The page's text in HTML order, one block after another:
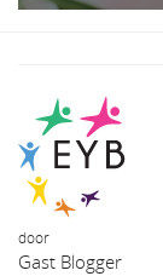
door
Gast Blogger